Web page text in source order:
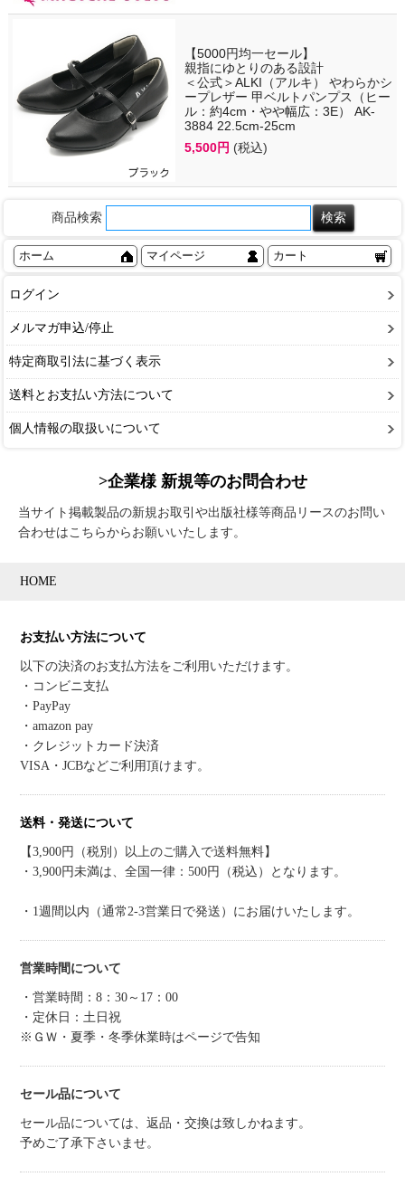
【5000円均一セール】
親指にゆとりのある設計
＜公式＞ALKI（アルキ） やわらかシ
ープレザー 甲ベルトパンプス（ヒー
ル：約4cm・やや幅広：3E） AK-
3884 22.5cm-25cm
5,500円 (税込)
商品検索
ホーム マイページ カート
ログイン
メルマガ申込/停止
特定商取引法に基づく表示
送料とお支払い方法について
個人情報の取扱いについて
>企業様 新規等のお問合わせ
当サイト掲載製品の新規お取引や出版社様等商品リースのお問い
合わせはこちらからお願いいたします。
HOME
お支払い方法について
以下の決済のお支払方法をご利用いただけます。
・コンビニ支払
・PayPay
・amazon pay
・クレジットカード決済
VISA・JCBなどご利用頂けます。
送料・発送について
【3,900円（税別）以上のご購入で送料無料】
・3,900円未満は、全国一律：500円（税込）となります。
・1週間以内（通常2-3営業日で発送）にお届けいたします。
営業時間について
・営業時間：8：30～17：00
・定休日：土日祝
※ＧＷ・夏季・冬季休業時はページで告知
セール品について
セール品については、返品・交換は致しかねます。
予めご了承下さいませ。